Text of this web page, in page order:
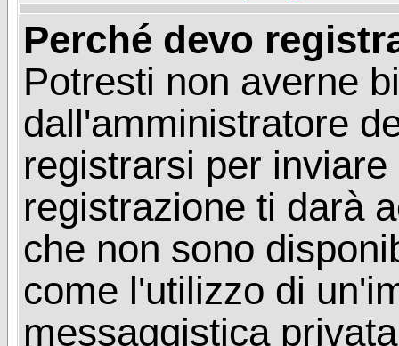
Perché devo
Potresti non averne
dall'amministratore
registrarsi per
registrazione ti darà
che non sono
come l'utilizzo di
messaggistica